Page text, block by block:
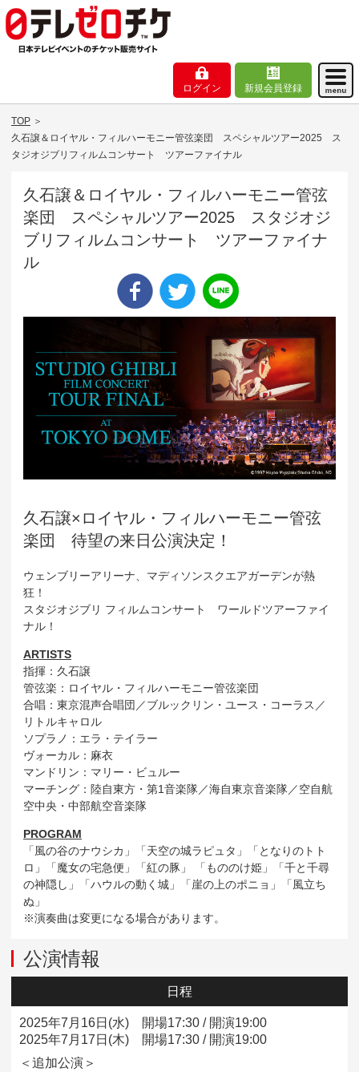
ログイン 新規会員登録
TOP ＞
久石譲＆ロイヤル・フィルハーモニー管弦楽団 スペシャルツアー2025 ス
タジオジブリフィルムコンサート ツアーファイナル
久石譲＆ロイヤル・フィルハーモニー管弦
楽団 スペシャルツアー2025 スタジオジ
ブリフィルムコンサート ツアーファイナ
ル
久石譲×ロイヤル・フィルハーモニー管弦
楽団 待望の来日公演決定！
ウェンブリーアリーナ、マディソンスクエアガーデンが熱
狂！
スタジオジブリ フィルムコンサート ワールドツアーファイ
ナル！
ARTISTS
指揮：久石譲
管弦楽：ロイヤル・フィルハーモニー管弦楽団
合唱：東京混声合唱団／ブルックリン・ユース・コーラス／
リトルキャロル
ソプラノ：エラ・テイラー
ヴォーカル：麻衣
マンドリン：マリー・ビュルー
マーチング：陸自東方・第1音楽隊／海自東京音楽隊／空自航
空中央・中部航空音楽隊
PROGRAM
「風の谷のナウシカ」「天空の城ラピュタ」「となりのトト
ロ」「魔女の宅急便」「紅の豚」
「もののけ姫」「千と千尋
の神隠し」「ハウルの動く城」「崖の上のポニョ」「風立ち
ぬ」
※演奏曲は変更になる場合があります。
公演情報
日程
2025年7月16日(水) 開場17:30 / 開演19:00
2025年7月17日(木) 開場17:30 / 開演19:00
＜追加公演＞